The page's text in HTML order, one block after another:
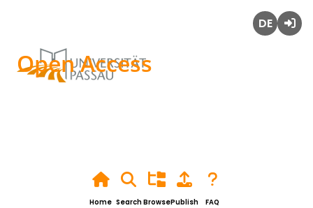
Open Access
Home SearchBrowsePublish FAQ